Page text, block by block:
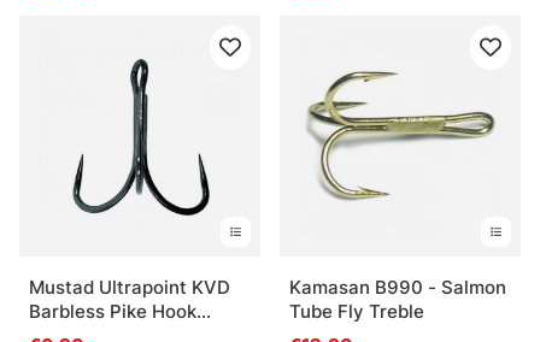
Mustad Ultrapoint KVD
Barbless Pike Hook
(5kpl)
Kamasan B990 - Salmon
Tube Fly Treble